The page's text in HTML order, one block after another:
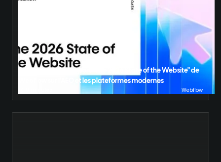
Décryptage du rapport "The 2026 State of the Website" de
Webflow sur l'AEO et les plateformes modernes
Webflow